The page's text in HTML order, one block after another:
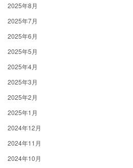
2025年8月
2025年7月
2025年6月
2025年5月
2025年4月
2025年3月
2025年2月
2025年1月
2024年12月
2024年11月
2024年10月